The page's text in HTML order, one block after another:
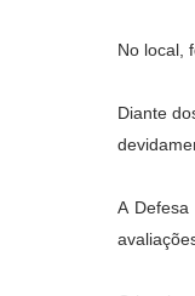
No local,
Diante
A